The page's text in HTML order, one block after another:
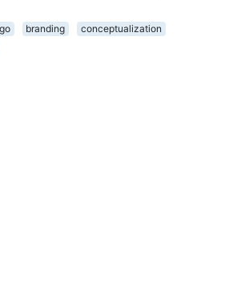
branding
conceptualization